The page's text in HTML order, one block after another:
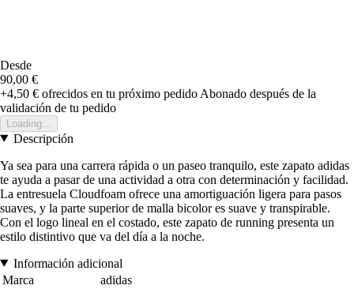
Desde
90,00 €
+4,50 € ofrecidos en tu próximo pedido Abonado después de la
validación de tu pedido
Loading...
Descripción
Ya sea para una carrera rápida o un paseo tranquilo, este zapato adidas
te ayuda a pasar de una actividad a otra con determinación y facilidad.
La entresuela Cloudfoam ofrece una amortiguación ligera para pasos
suaves, y la parte superior de malla bicolor es suave y transpirable.
Con el logo lineal en el costado, este zapato de running presenta un
estilo distintivo que va del día a la noche.
Información adicional
Marca
adidas